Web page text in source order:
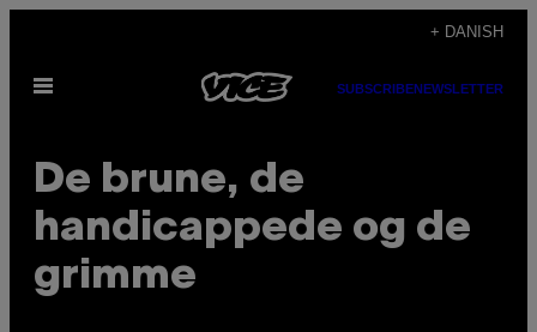
indhold
+ DANISH
Åbn
SUBSCRIBENEWSLETTER
De brune, de
handicappede og de
grimme